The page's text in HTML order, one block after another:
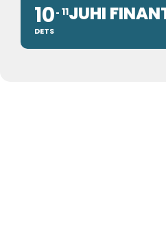
10
DETS
11JUHI